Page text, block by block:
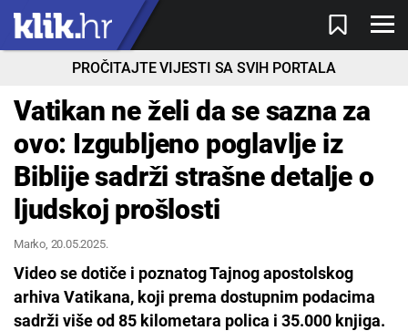
PROČITAJTE VIJESTI SA SVIH PORTALA
Vatikan ne želi da se sazna za
ovo: Izgubljeno poglavlje iz
Biblije sadrži strašne detalje o
ljudskoj prošlosti
Marko, 20.05.2025.
Video se dotiče i poznatog Tajnog apostolskog
arhiva Vatikana, koji prema dostupnim podacima
sadrži više od 85 kilometara polica i 35.000 knjiga.